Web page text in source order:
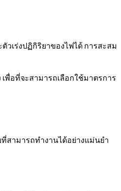
วเร่งปฏิกิริยาของไฟได้ การสะสม
พื่อที่จะสามารถเลือกใช้มาตรการ
สามารถทำงานได้อย่างแม่นยำ